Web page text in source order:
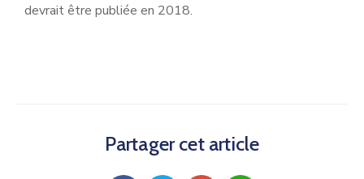
devrait être publiée en 2018.
Partager cet article